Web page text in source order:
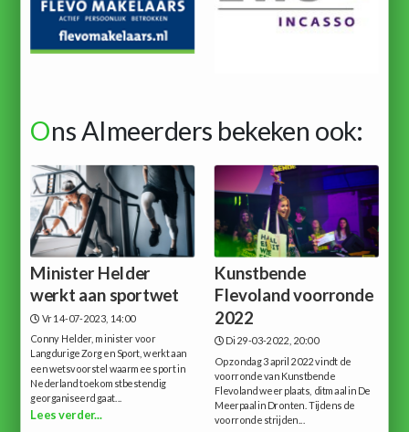
Ons Almeerders bekeken ook:
Minister Helder
werkt aan sportwet
Vr 14-07-2023, 14:00
Conny Helder, minister voor
Langdurige Zorg en Sport, werkt aan
een wetsvoorstel waarmee sport in
Nederland toekomstbestendig
georganiseerd gaat...
Lees verder...
Kunstbende
Flevoland voorronde
2022
Di 29-03-2022, 20:00
Op zondag 3 april 2022 vindt de
voorronde van Kunstbende
Flevoland weer plaats, ditmaal in De
Meerpaal in Dronten. Tijdens de
voorronde strijden...